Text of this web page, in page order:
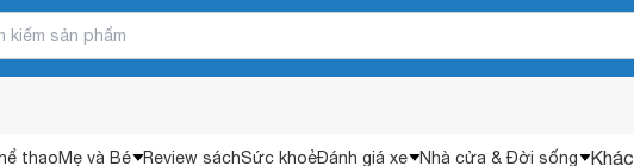
thaoMẹ và Bé Review sáchSức khoẻĐánh giá xe Nhà cửa & Đời sống Khác